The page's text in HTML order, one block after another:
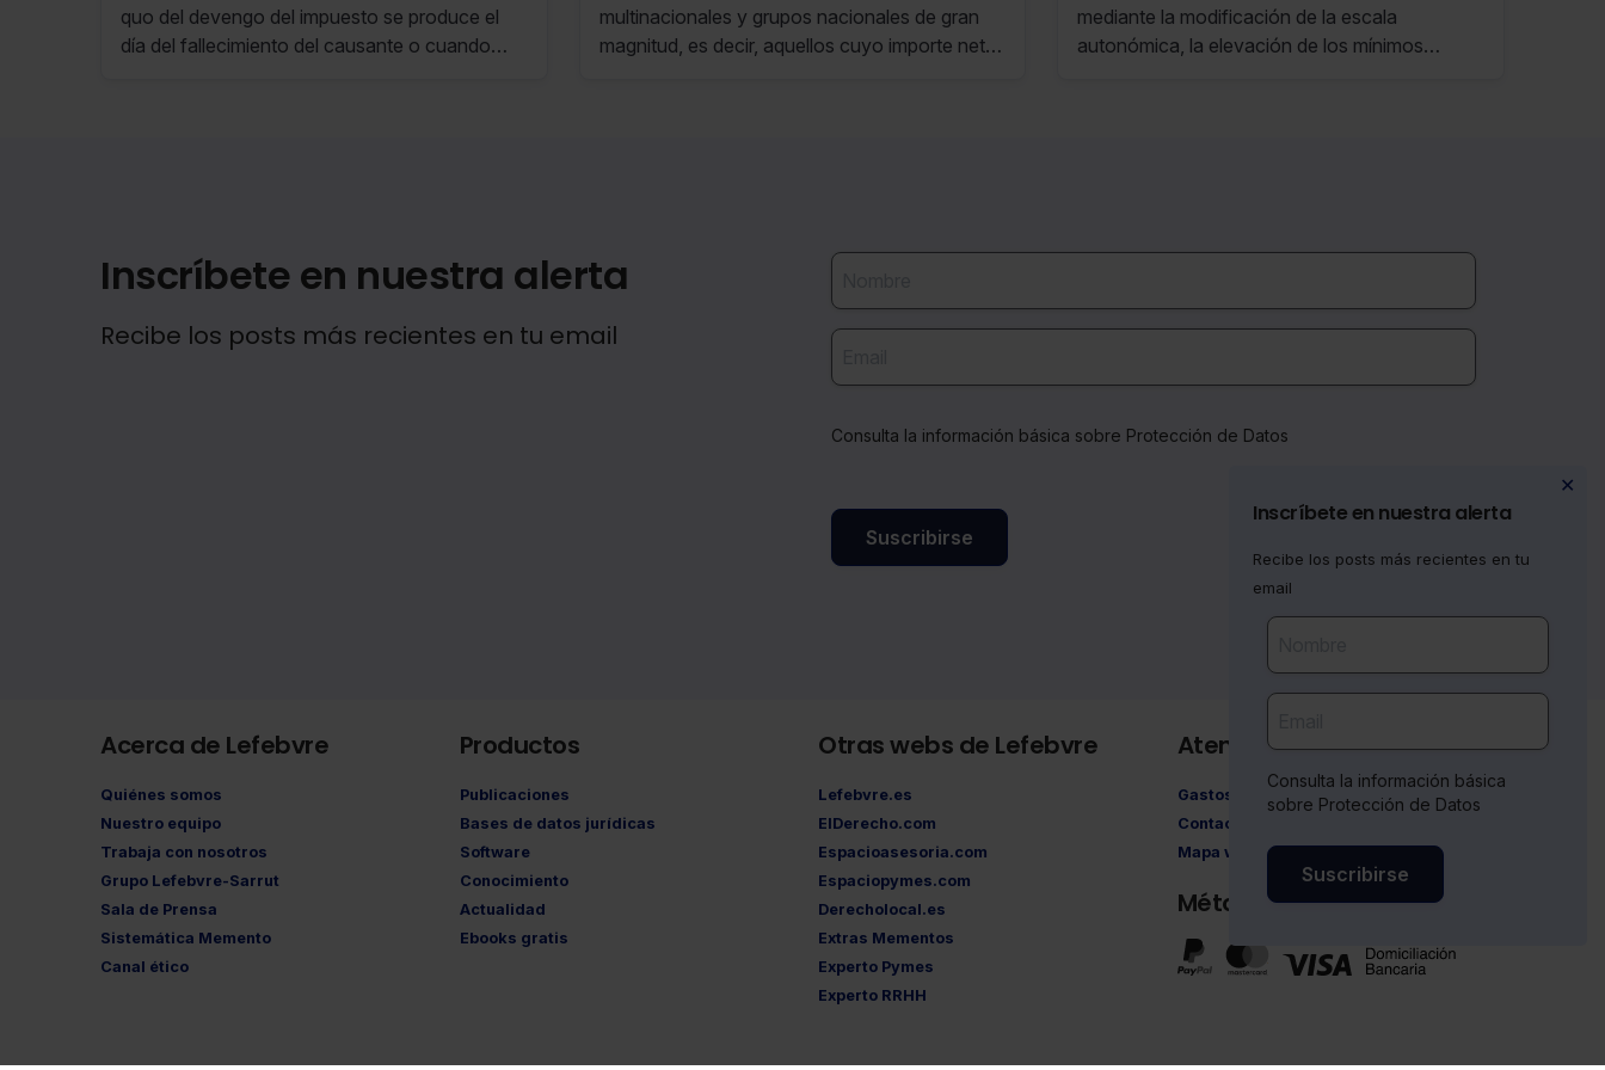
quo del devengo del impuesto se produce el
día del fallecimiento del causante o cuando
multinacionales y grupos nacionales de gran
magnitud, es decir, aquellos cuyo importe neto
mediante la modificación de la escala
autonómica, la elevación de los mínimos
Inscríbete en nuestra alerta
Recibe los posts más recientes en tu email
Consulta la información básica sobre Protección de Datos
Suscribirse
✕
Inscríbete en nuestra alerta
Recibe los posts más recientes en tu
email
Consulta la información básica
sobre Protección de Datos
Suscribirse
Acerca de Lefebvre
Quiénes somos
Nuestro equipo
Trabaja con nosotros
Grupo Lefebvre-Sarrut
Sala de Prensa
Sistemática Memento
Canal ético
Productos
Publicaciones
Bases de datos jurídicas
Software
Conocimiento
Actualidad
Ebooks gratis
Otras webs de Lefebvre
Lefebvre.es
ElDerecho.com
Espacioasesoria.com
Espaciopymes.com
Derecholocal.es
Extras Mementos
Experto Pymes
Experto RRHH
Atención al cliente
Gastos de envío
Contacto
Mapa web
Métodos de pago